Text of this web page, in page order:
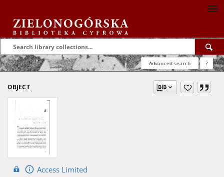
Advanced search ?
OBJECT
Access Limited